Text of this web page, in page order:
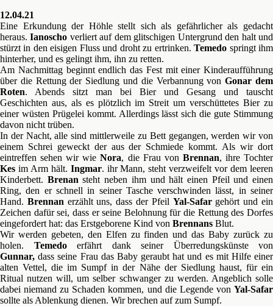
12.04.21
Eine Erkundung der Höhle stellt sich als gefährlicher als gedacht
heraus.Ianoscho verliert auf dem glitschigen Untergrund den halt und
stürzt in den eisigen Fluss und droht zu ertrinken.Temedo springt ihm
hinterher, und es gelingt ihm, ihn zu retten.
Am Nachmittag beginnt endlich das Fest mit einer Kinderaufführung
über die Rettung der Siedlung und die Verbannung vonGonar dem
Roten. Abends sitzt man bei Bier und Gesang und tauscht
Geschichten aus, als es plötzlich im Streit um verschüttetes Bier zu
einer wüsten Prügelei kommt. Allerdings lässt sich die gute Stimmung
davon nicht trüben.
In der Nacht, alle sind mittlerweile zu Bett gegangen, werden wir von
einem Schrei geweckt der aus der Schmiede kommt. Als wir dort
eintreffen sehen wir wieNora, die Frau von Brennan, ihre Tochter
Kes im Arm hält. Ingmar. ihr Mann, steht verzweifelt vor dem leeren
Kinderbett. Brenan steht neben ihm und hält einen Pfeil und einen
Ring, den er schnell in seiner Tasche verschwinden lässt, in seiner
Hand. Brennan erzählt uns, dass der Pfeil Yal-Safargehört und ein
Zeichen dafür sei, dass er seine Belohnung für die Rettung des Dorfes
eingefordert hat: das Erstgeborene Kind von Brennans Blut.
Wir werden gebeten, den Elfen zu finden und das Baby zurück zu
holen. Temedoerfährt dank seiner Überredungskünste von
Gunnar,dass seine Frau das Baby geraubt hat und es mit Hilfe einer
alten Vettel, die im Sumpf in der Nähe der Siedlung haust, für ein
Ritual nutzen will, um selber schwanger zu werden. Angeblich solle
dabei niemand zu Schaden kommen, und die Legende von Yal-Safar
sollte als Ablenkung dienen. Wir brechen auf zum Sumpf.